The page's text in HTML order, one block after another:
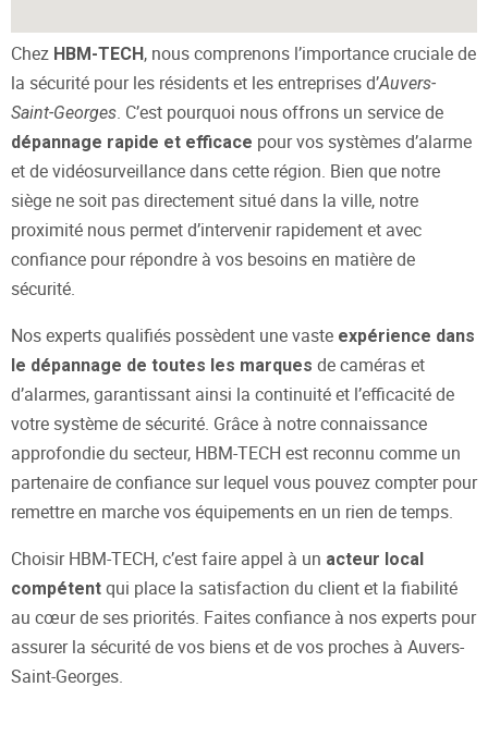
Chez HBM-TECH, nous comprenons l’importance cruciale de
la sécurité pour les résidents et les entreprises d’Auvers-
Saint-Georges. C’est pourquoi nous offrons un service de
dépannage rapide et efficace pour vos systèmes d’alarme
et de vidéosurveillance dans cette région. Bien que notre
siège ne soit pas directement situé dans la ville, notre
proximité nous permet d’intervenir rapidement et avec
confiance pour répondre à vos besoins en matière de
sécurité.
Nos experts qualifiés possèdent une vaste expérience dans
le dépannage de toutes les marques de caméras et
d’alarmes, garantissant ainsi la continuité et l’efficacité de
votre système de sécurité. Grâce à notre connaissance
approfondie du secteur, HBM-TECH est reconnu comme un
partenaire de confiance sur lequel vous pouvez compter pour
remettre en marche vos équipements en un rien de temps.
Choisir HBM-TECH, c’est faire appel à un acteur local
compétent qui place la satisfaction du client et la fiabilité
au cœur de ses priorités. Faites confiance à nos experts pour
assurer la sécurité de vos biens et de vos proches à Auvers-
Saint-Georges.